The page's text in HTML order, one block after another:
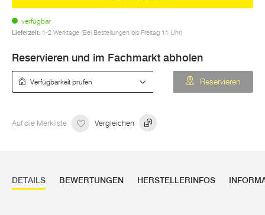
verfügbar
Lieferzeit: 1-2 Werktage (Bei Bestellungen bis Freitag 11 Uhr)
Reservieren und im Fachmarkt abholen
Reservieren
Auf die Merkliste Vergleichen
DETAILS BEWERTUNGEN HERSTELLERINFOS